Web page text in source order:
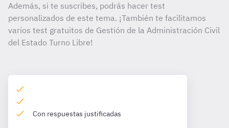
Además, si te suscribes, podrás hacer test
personalizados de este tema. ¡También te facilitamos
varios test gratuitos de Gestión de la Administración Civil
del Estado Turno Libre!
Con respuestas justificadas